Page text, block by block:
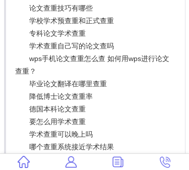
论文查重技巧有哪些
学校学术预查重和正式查重
专科论文学术查重
学术查重自己写的论文查吗
wps手机论文查重怎么查 如何用wps进行论文
查重？
毕业论文翻译在哪里查重
降低博士论文查重率
德国本科论文查重
要怎么用学术查重
学术查重可以晚上吗
哪个查重系统接近学术结果
论文查重的正文是什么 论文查重是什么意思？